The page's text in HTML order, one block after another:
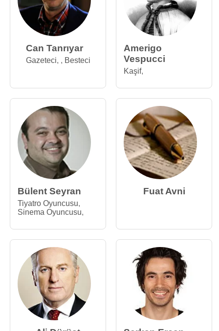
Can Tanrıyar
Gazeteci, , Besteci
Amerigo
Vespucci
Kaşif,
Bülent Seyran
Tiyatro Oyuncusu,
Sinema Oyuncusu,
Fuat Avni